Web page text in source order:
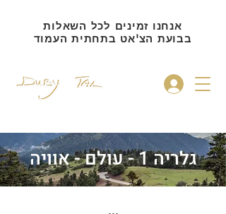
אנחנו זמינים לכל השאלות
בבועת הצ'אט בתחתית העמוד
גלריה 1 - עולם - אוויה